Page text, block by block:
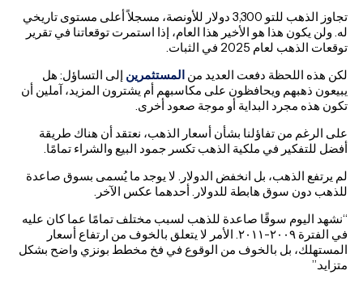
تجاوز الذهب للتو 3,300 دولار للأونصة، مسجلاً أعلى مستوى تاريخي
له. ولن يكون هذا هو الأخير هذا العام، إذا استمرت توقعاتنا في تقرير
توقعات الذهب لعام 2025 في الثبات.
لكن هذه اللحظة دفعت العديد منالمستثمرين إلى التساؤل: هل
يبيعون ذهبهم ويحافظون على مكاسبهم أم يشترون المزيد، آملين أن
تكون هذه مجرد البداية أو موجة صعود أخرى.
على الرغم من تفاؤلنا بشأن أسعار الذهب، نعتقد أن هناك طريقة
أفضل للتفكير في ملكية الذهب تكسر جمود البيع والشراء تمامًا.
لم يرتفع الذهب، بل انخفض الدولار. لا يوجد ما يُسمى بسوق صاعدة
للذهب دون سوق هابطة للدولار. أحدهما عكس الآخر.
“نشهد اليوم سوقًا صاعدة للذهب لسبب مختلف تمامًا عما كان عليه
في الفترة ٢٠٠٩-٢٠١١. الأمر لا يتعلق بالخوف من ارتفاع أسعار
المستهلك، بل بالخوف من الوقوع في فخ مخطط بونزي واضح بشكل
متزايد.”